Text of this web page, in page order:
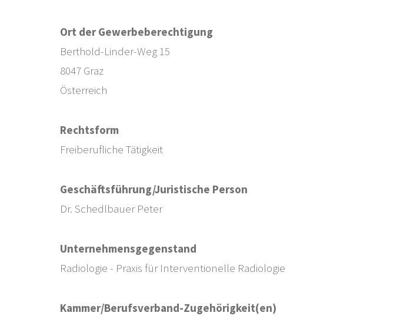
Ort der Gewerbeberechtigung
Berthold-Linder-Weg 15
8047 Graz
Österreich
Rechtsform
Freiberufliche Tätigkeit
Geschäftsführung/Juristische Person
Dr. Schedlbauer Peter
Unternehmensgegenstand
Radiologie - Praxis für Interventionelle Radiologie
Kammer/Berufsverband-Zugehörigkeit(en)